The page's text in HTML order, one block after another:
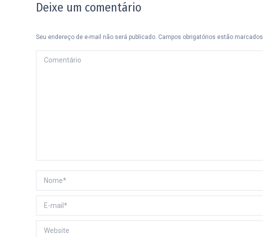
Deixe um comentário
Seu endereço de e-mail não será publicado. Campos obrigatórios estão marcados
Comentário
Nome *
E-mail *
Website